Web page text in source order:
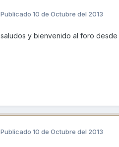
Publicado 10 de Octubre del 2013
saludos y bienvenido al foro desde
Publicado 10 de Octubre del 2013